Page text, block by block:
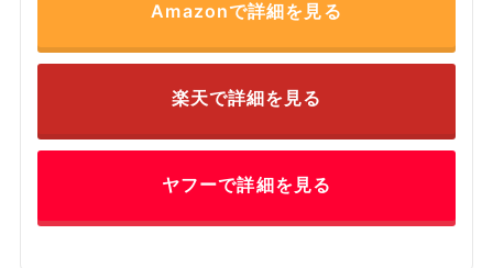
Amazonで詳細を見る
楽天で詳細を見る
ヤフーで詳細を見る